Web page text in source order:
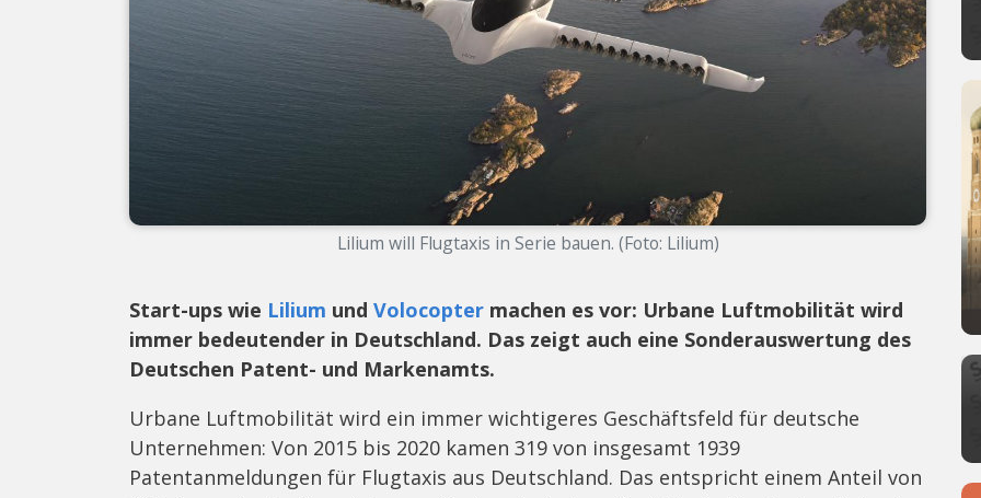
Lilium will Flugtaxis in Serie bauen. (Foto: Lilium)
Start-ups wie Lilium und Volocopter machen es vor: Urbane Luftmobilität wird
immer bedeutender in Deutschland. Das zeigt auch eine Sonderauswertung des
Deutschen Patent- und Markenamts.
Urbane Luftmobilität wird ein immer wichtigeres Geschäftsfeld für deutsche
Unternehmen: Von 2015 bis 2020 kamen 319 von insgesamt 1939
Patentanmeldungen für Flugtaxis aus Deutschland. Das entspricht einem Anteil von